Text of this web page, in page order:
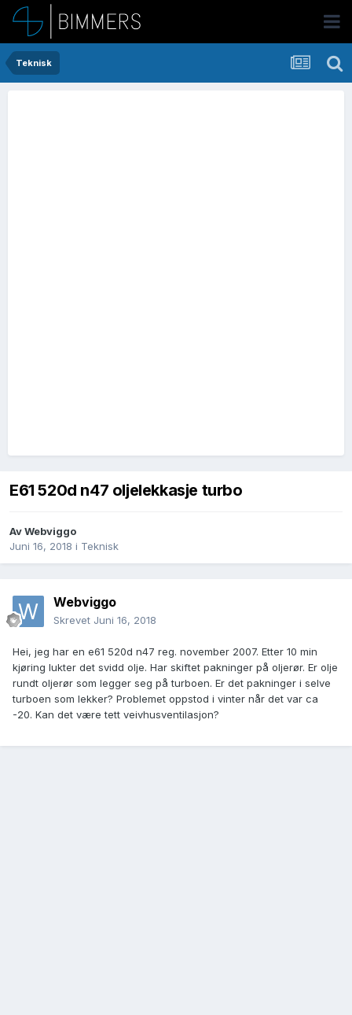
Teknisk
E61 520d n47 oljelekkasje turbo
AvWebviggo
Juni 16, 2018 i Teknisk
Webviggo
Skrevet Juni 16, 2018
Hei, jeg har en e61 520d n47 reg. november 2007. Etter 10 min
kjøring lukter det svidd olje. Har skiftet pakninger på oljerør. Er olje
rundt oljerør som legger seg på turboen. Er det pakninger i selve
turboen som lekker? Problemet oppstod i vinter når det var ca
-20. Kan det være tett veivhusventilasjon?